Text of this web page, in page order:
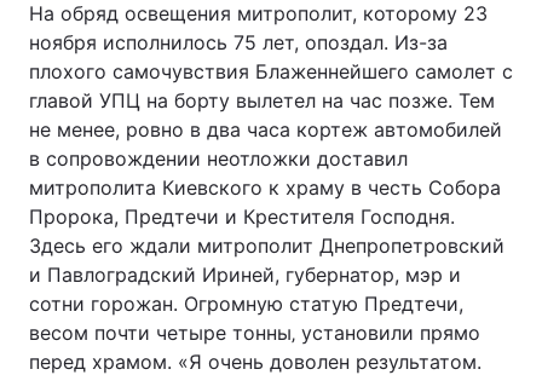
Головна Війна
Україна Політика
Економіка Світ
Спорт Наука
Лайт
На обряд освещения митрополит, которому 23
ноября исполнилось 75 лет, опоздал. Из-за
плохого самочувствия Блаженнейшего самолет с
главой УПЦ на борту вылетел на час позже. Тем
не менее, ровно в два часа кортеж автомобилей
в сопровождении неотложки доставил
митрополита Киевского к храму в честь Собора
Пророка, Предтечи и Крестителя Господня.
Здесь его ждали митрополит Днепропетровский
и Павлоградский Ириней, губернатор, мэр и
сотни горожан. Огромную статую Предтечи,
весом почти четыре тонны‚ установили прямо
перед храмом. «Я очень доволен результатом.